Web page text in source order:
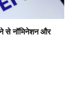
से नॉमिनेशन और